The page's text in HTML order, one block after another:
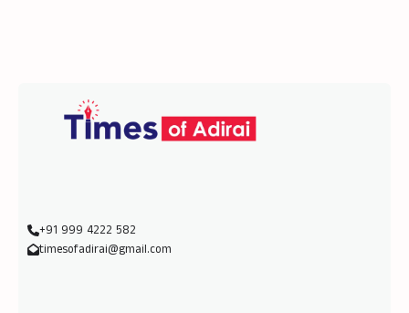
+91 999 4222 582
timesofadirai@gmail.com